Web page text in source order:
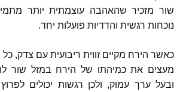
שור מזכיר שהאהבה עוצמתית יותר
נוכחות רגשית והדדיות פועלות יחד.
כאשר הירח מקיים זווית ריבועית עם צדק,
מעצים את כמיהתו של הירח במזל שור
ובעל ערך עמוק, ולכן רגשות יכולים